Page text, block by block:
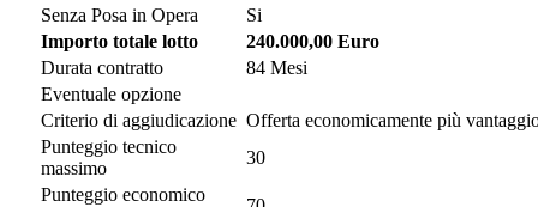
Senza Posa in Opera
Si
Importo totale lotto
240.000,00 Euro
Durata contratto
84 Mesi
Eventuale opzione
Criterio di aggiudicazione Offerta economicamente più
Punteggio tecnico
massimo
30
Punteggio economico